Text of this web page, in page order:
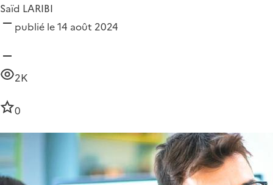
Saïd LARIBI
publié le 14 août 2024
2K
0